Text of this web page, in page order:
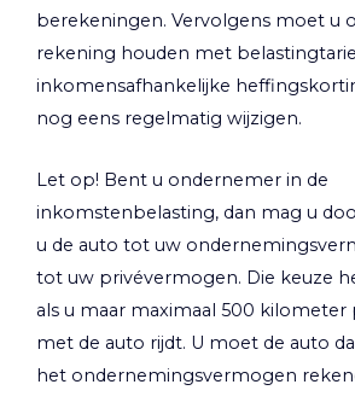
berekeningen. Vervolgens moet u
rekening houden met
inkomensafhankelijke
nog eens regelmatig wijzigen.
Let op! Bent u ondernemer in de
inkomstenbelasting, dan mag u
u de auto tot uw
tot uw privévermogen. Die keuze
als u maar maximaal 500 kilometer
met de auto rijdt. U moet de auto
het ondernemingsvermogen